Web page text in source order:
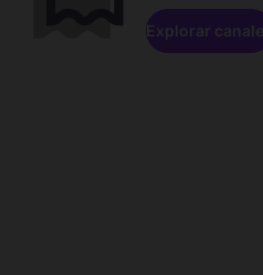
Explorar